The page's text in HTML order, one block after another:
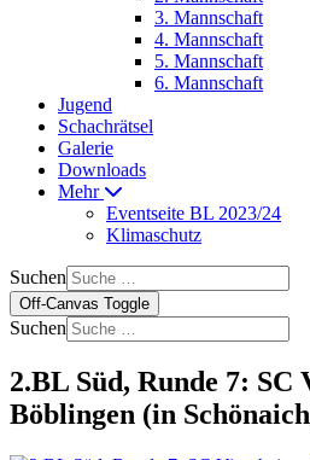
3. Mannschaft
4. Mannschaft
5. Mannschaft
6. Mannschaft
Jugend
Schachrätsel
Galerie
Downloads
Mehr
Eventseite BL 2023/24
Klimaschutz
Suchen
Off-Canvas Toggle
Suchen
2.BL Süd, Runde 7: SC
Böblingen (in